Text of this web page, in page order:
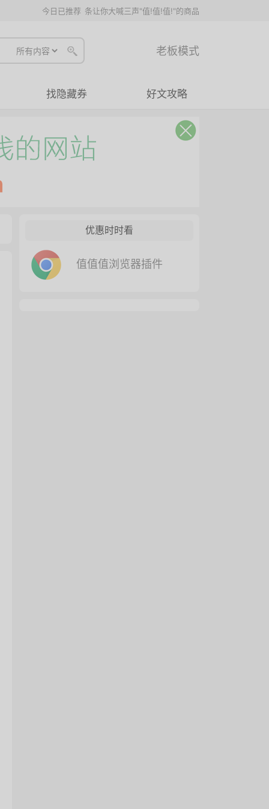
今日已推荐 条让你大喊三声"值!值!值!"的商品
老板模式
找隐藏券 好文攻略
优惠时时看
值值值浏览器插件